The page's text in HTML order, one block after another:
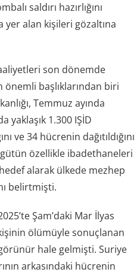
saldırı hazırlığını
yer alan kişileri gözaltına
son dönemde
başlıklarından biri
Temmuz ayında
yaklaşık 1.300 IŞİD
ve 34 hücrenin dağıtıldığını
özellikle ibadethaneleri
alarak ülkede mezhep
belirtmişti.
Şam’daki Mar İlyas
ölümüyle sonuçlanan
hale gelmişti. Suriye
arkasındaki hücrenin